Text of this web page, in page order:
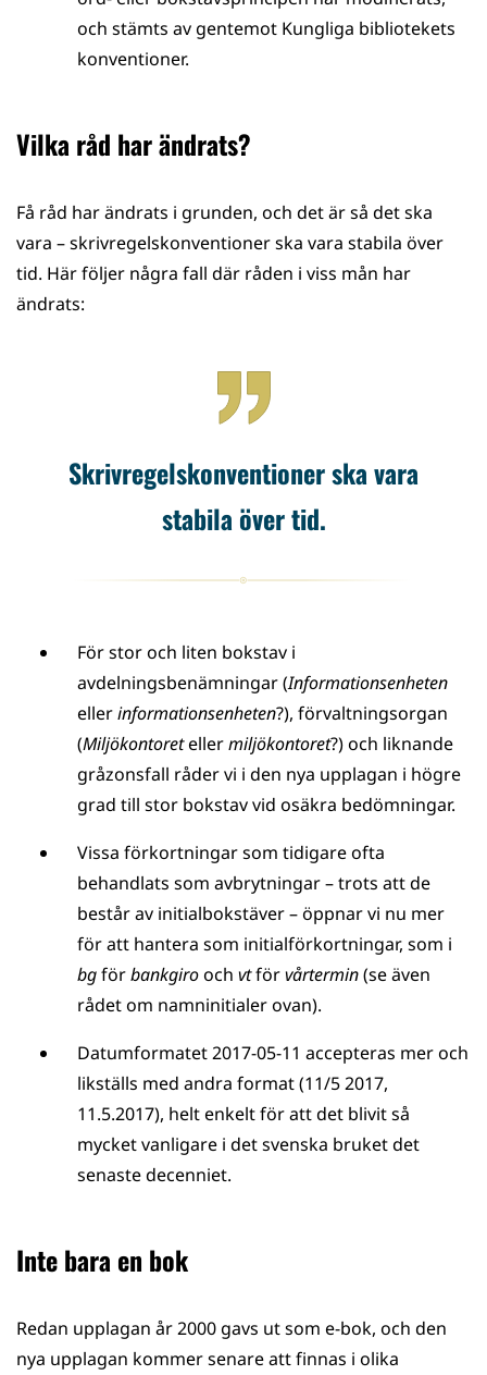
och stämts av gentemot Kungliga bibliotekets
konventioner.
Vilka råd har ändrats?
Få råd har ändrats i grunden, och det är så det ska
vara – skrivregelskonventioner ska vara stabila över
tid. Här följer några fall där råden i viss mån har
ändrats:
Skrivregelskonventioner ska vara
stabila över tid.
För stor och liten bokstav i
avdelningsbenämningar (Informationsenheten
ellerinformationsenheten?), förvaltningsorgan
(Miljökontoretellermiljökontoret?) och liknande
gråzonsfall råder vi i den nya upplagan i högre
grad till stor bokstav vid osäkra bedömningar.
Vissa förkortningar som tidigare ofta
behandlats som avbrytningar – trots att de
består av initialbokstäver – öppnar vi nu mer
för att hantera som initialförkortningar, som i
bgförbankgirooch vtförvårtermin(se även
rådet om namninitialer ovan).
Datumformatet 2017-05-11 accepteras mer och
likställs med andra format (11/5 2017,
11.5.2017), helt enkelt för att det blivit så
mycket vanligare i det svenska bruket det
senaste decenniet.
Inte bara en bok
Redan upplagan år 2000 gavs ut som e-bok, och den
nya upplagan kommer senare att finnas i olika